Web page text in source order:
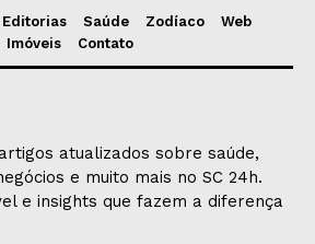
Editorias Saúde Zodíaco
Web
Imóveis
Contato
atualizados sobre saúde,
e muito mais no SC 24h.
e insights que fazem a diferença